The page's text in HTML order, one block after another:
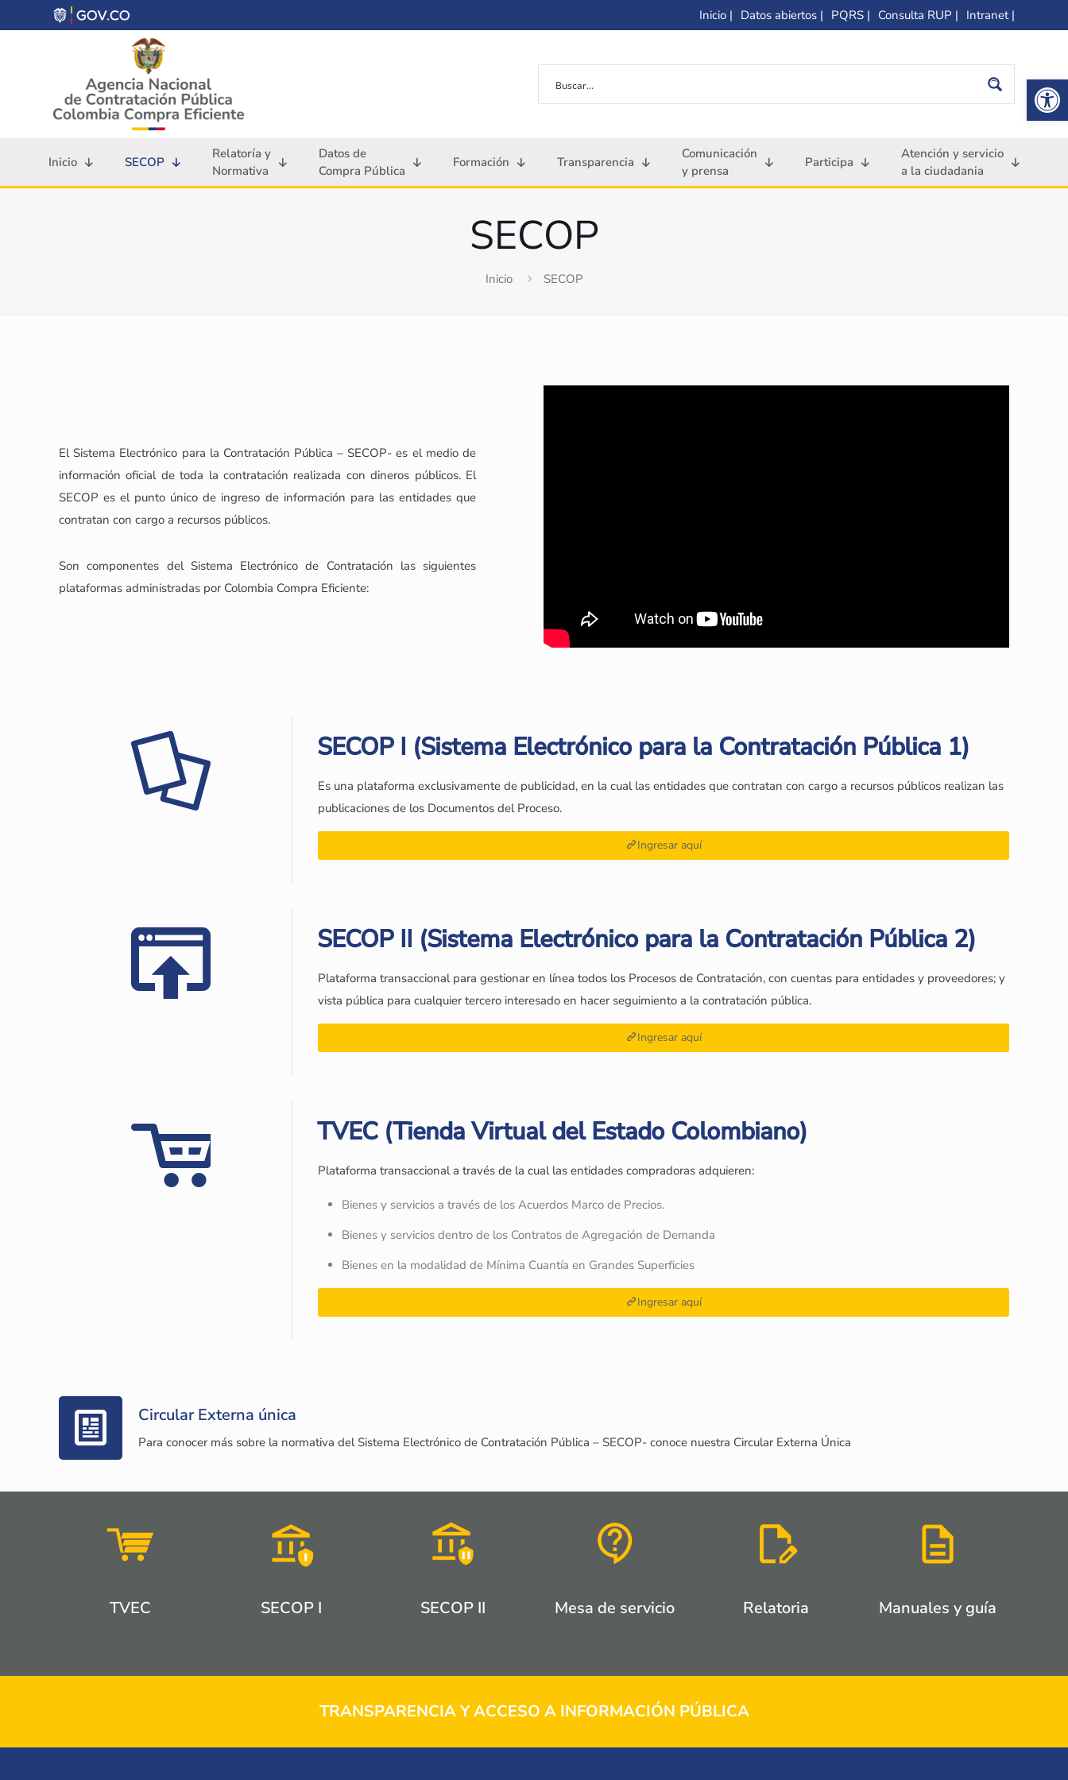
Inicio | Datos abiertos | PQRS | Consulta RUP | Intranet |
Inicio SECOP
Relatoría y
Normativa
Datos de
Compra Pública
Formación Transparencia
Comunicación
y prensa
Participa
Atención y servicio
a la ciudadania
SECOP
Inicio SECOP
El Sistema Electrónico para la Contratación Pública – SECOP- es el medio de
información oficial de toda la contratación realizada con dineros públicos. El
SECOP es el punto único de ingreso de información para las entidades que
contratan con cargo a recursos públicos.
Son componentes del Sistema Electrónico de Contratación las siguientes
plataformas administradas por Colombia Compra Eficiente:
SECOP I (Sistema Electrónico para la Contratación Pública 1)
Es una plataforma exclusivamente de publicidad, en la cual las entidades que contratan con cargo a recursos públicos realizan las
publicaciones de los Documentos del Proceso.
Ingresar aquí
SECOP II (Sistema Electrónico para la Contratación Pública 2)
Plataforma transaccional para gestionar en línea todos los Procesos de Contratación, con cuentas para entidades y proveedores; y
vista pública para cualquier tercero interesado en hacer seguimiento a la contratación pública.
Ingresar aquí
TVEC (Tienda Virtual del Estado Colombiano)
Plataforma transaccional a través de la cual las entidades compradoras adquieren:
Bienes y servicios a través de los Acuerdos Marco de Precios.
Bienes y servicios dentro de los Contratos de Agregación de Demanda
Bienes en la modalidad de Mínima Cuantía en Grandes Superficies
Ingresar aquí
Circular Externa única
Para conocer más sobre la normativa del Sistema Electrónico de Contratación Pública – SECOP- conoce nuestra Circular Externa Única
TVEC SECOP I SECOP II Mesa de servicio Relatoria Manuales y guía
TRANSPARENCIA Y ACCESO A INFORMACIÓN PÚBLICA